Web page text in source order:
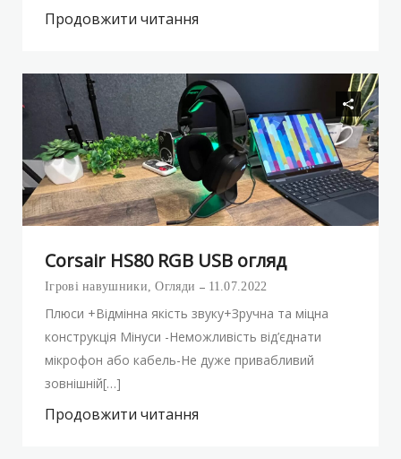
Продовжити читання
Corsair HS80 RGB USB огляд
Ігрові навушники,Огляди 11.07.2022
Плюси +Відмінна якість звуку+Зручна та міцна
конструкція Мінуси -Неможливість від’єднати
мікрофон або кабель-Не дуже привабливий
зовнішній[…]
Продовжити читання